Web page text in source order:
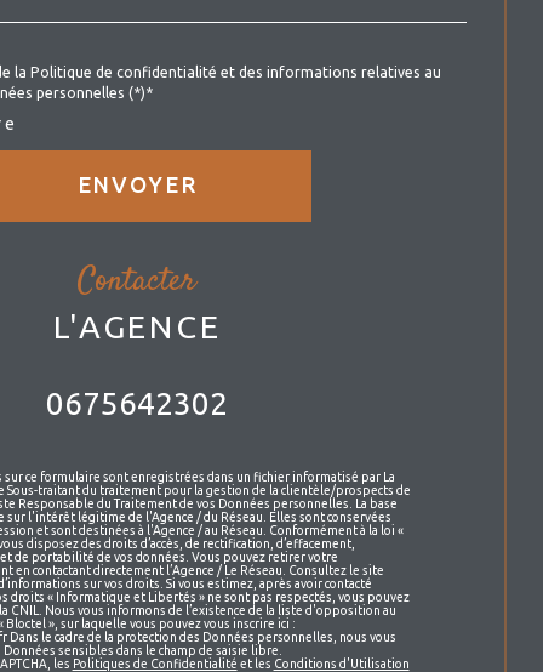
la Politique de confidentialité et des informations relatives au
personnelles (*)*
ENVOYER
contacter
L'AGENCE
0675642302
ce formulaire sont enregistrées dans un fichier informatisé par La
Sous-traitant du traitement pour la gestion de la clientèle/prospects de
Responsable du Traitement de vos Données personnelles. La base
l'intérêt légitime de l'Agence / du Réseau. Elles sont conservées
et sont destinées à l'Agence / au Réseau. Conformément à la loi «
disposez des droits d’accès, de rectification, d’effacement,
de portabilité de vos données. Vous pouvez retirer votre
en contactant directement l’Agence / Le Réseau. Consultez le site
sur vos droits. Si vous estimez, après avoir contacté
droits « Informatique et Libertés » ne sont pas respectés, vous pouvez
CNIL. Nous vous informons de l’existence de la liste d'opposition au
», sur laquelle vous pouvez vous inscrire ici :
le cadre de la protection des Données personnelles, nous vous
sensibles dans le champ de saisie libre.
les Politiques de Confidentialité et les Conditions d'Utilisation